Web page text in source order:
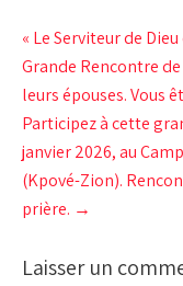
« Le Serviteur de
Grande Rencontre
leurs épouses. Vous
Participez à cette
janvier 2026, au
(Kpové-Zion).
prière. →
Laisser un